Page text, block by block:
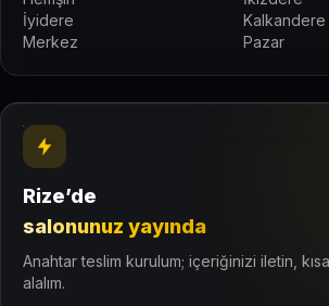
İyidere
Kalkandere
Merkez
Pazar
Rize’de
salonunuz yayında
Anahtar teslim kurulum; içeriğinizi iletin,
alalım.